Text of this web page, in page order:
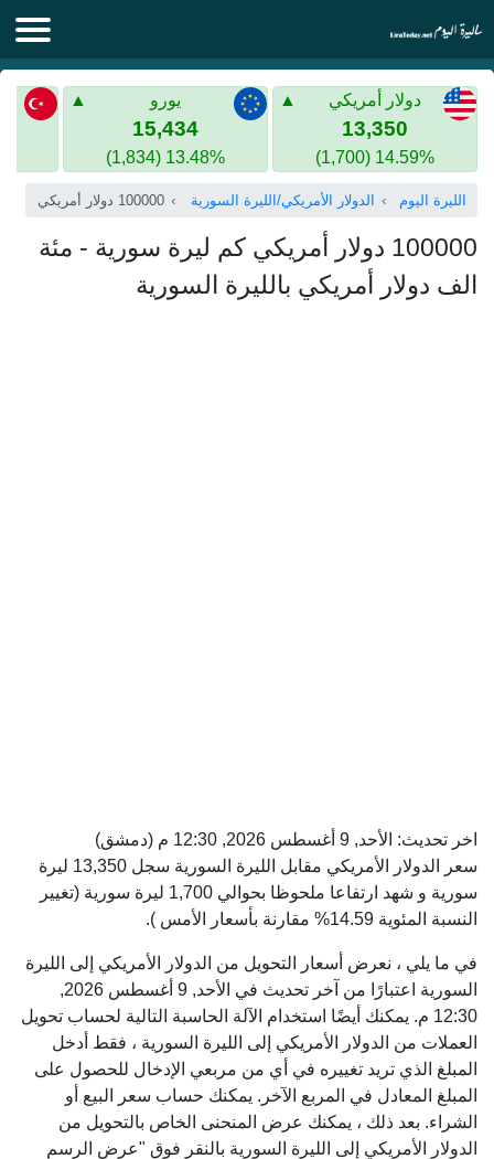
الليرة اليوم
الليرة السورية
الذهب في سوريا
الليرة التركية
الليرة التركية
الذهب في تركيا
اليورو الى الليرة التركية
دولار أمريكي
13,350
14.59% (1,700)
يورو
15,434
13.48% (1,834)
الليرة اليوم الدولار الأمريكي/الليرة السورية 100000 دولار أمريكي
100000 دولار أمريكي كم ليرة سورية - مئة
الف دولار أمريكي بالليرة السورية
اخر تحديث: الأحد, 9 أغسطس 2026, 12:30 م
(دمشق)
سعر الدولار الأمريكي مقابل الليرة السورية سجل 13,350 ليرة
سورية و شهد ارتفاعا ملحوظا بحوالي 1,700 ليرة سورية (تغيير
النسبة المئوية 14.59% مقارنة بأسعار الأمس ).
في ما يلي ، نعرض أسعار التحويل من الدولار الأمريكي إلى الليرة
السورية اعتبارًا من آخر تحديث في الأحد, 9 أغسطس 2026,
12:30 م. يمكنك أيضًا استخدام الآلة الحاسبة التالية لحساب تحويل
العملات من الدولار الأمريكي إلى الليرة السورية ، فقط أدخل
المبلغ الذي تريد تغييره في أي من مربعي الإدخال للحصول على
المبلغ المعادل في المربع الآخر. يمكنك حساب سعر البيع أو
الشراء. بعد ذلك ، يمكنك عرض المنحنى الخاص بالتحويل من
الدولار الأمريكي إلى الليرة السورية بالنقر فوق "عرض الرسم